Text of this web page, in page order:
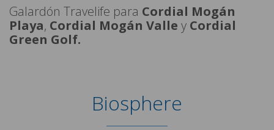
Galardón Travelife para Cordial Mogán
Playa, Cordial Mogán Valle y Cordial
Green Golf.
Biosphere